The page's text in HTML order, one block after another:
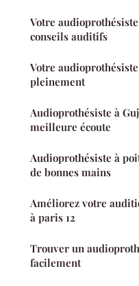
Votre
conseils auditifs
Votre
pleinement
Audioprothésiste à
meilleure écoute
Audioprothésiste à
de bonnes mains
Améliorez votre
à paris 12
Trouver un
facilement